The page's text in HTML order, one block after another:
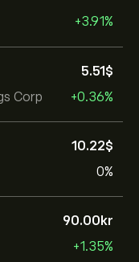
+3.91%
Corp
5.51‎$‎
+0.36%
10.22‎$‎
0%
90.00‎kr‎
+1.35%